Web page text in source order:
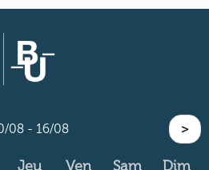
>
08 - 16/08
Jeu Ven Sam Dim